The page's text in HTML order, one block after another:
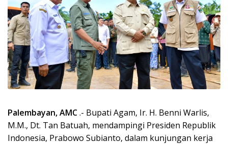
Palembayan, AMC.- Bupati Agam, Ir. H. Benni Warlis,
M.M., Dt. Tan Batuah, mendampingi Presiden Republik
Indonesia, Prabowo Subianto, dalam kunjungan kerja